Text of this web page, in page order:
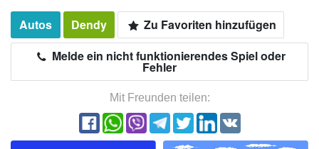
Autos Dendy
Zu Favoriten hinzufügen
Melde ein nicht funktionierendes Spiel oder
Fehler
Mit Freunden teilen: